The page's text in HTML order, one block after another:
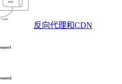
反向代理和CDN